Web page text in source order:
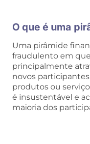
O que é uma
Uma pirâmide
fraudulento em
principalmente
novos
produtos ou
é insustentável e
maioria dos